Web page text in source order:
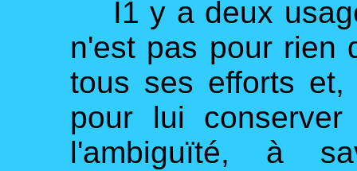
I1 y a deux
n'est pas pour rien
tous ses efforts
pour lui
l'ambiguïté, à